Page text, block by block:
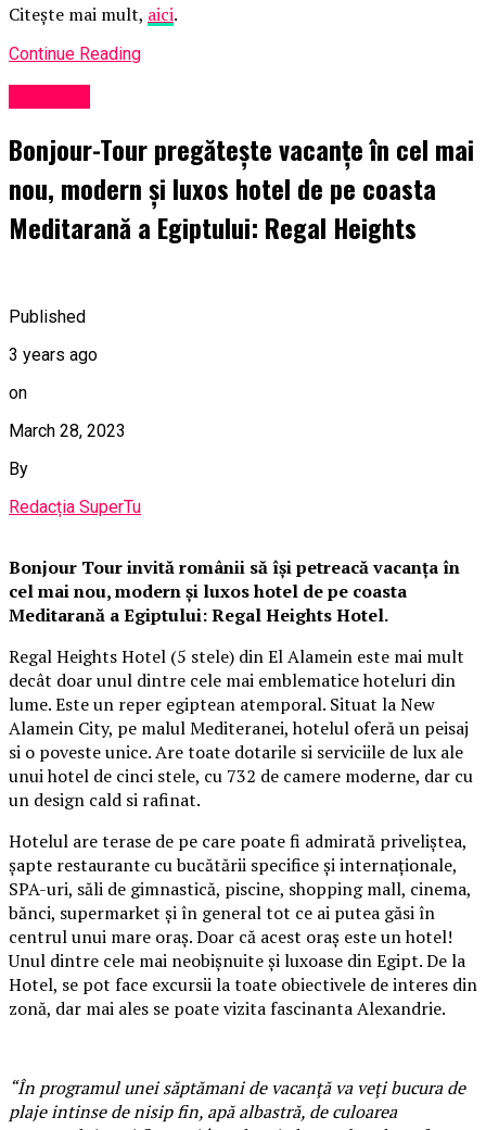
Citește mai mult, aici.
Continue Reading
Bonjour-Tour pregătește vacanțe în cel mai
nou, modern și luxos hotel de pe coasta
Meditarană a Egiptului: Regal Heights
Published
3 years ago
on
March 28, 2023
By
Redacția SuperTu
Bonjour Tour invită românii să își petreacă vacanța în
cel mai nou, modern și luxos hotel de pe coasta
Meditarană a Egiptului: Regal Heights Hotel.
Regal Heights Hotel (5 stele) din El Alamein este mai mult
decât doar unul dintre cele mai emblematice hoteluri din
lume. Este un reper egiptean atemporal. Situat la New
Alamein City, pe malul Mediteranei, hotelul oferă un peisaj
si o poveste unice. Are toate dotarile si serviciile de lux ale
unui hotel de cinci stele, cu 732 de camere moderne, dar cu
un design cald si rafinat.
Hotelul are terase de pe care poate fi admirată priveliștea,
șapte restaurante cu bucătării specifice și internaționale,
SPA-uri, săli de gimnastică, piscine, shopping mall, cinema,
bănci, supermarket și în general tot ce ai putea găsi în
centrul unui mare oraș. Doar că acest oraș este un hotel!
Unul dintre cele mai neobișnuite și luxoase din Egipt. De la
Hotel, se pot face excursii la toate obiectivele de interes din
zonă, dar mai ales se poate vizita fascinanta Alexandrie.
“În programul unei săptămani de vacanţă va veţi bucura de
plaje intinse de nisip fin, apă albastră, de culoarea